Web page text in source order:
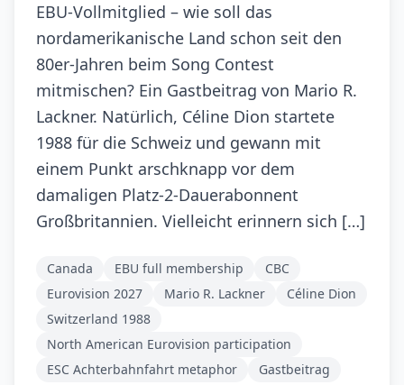
EBU-Vollmitglied – wie soll das
nordamerikanische Land schon seit den
80er-Jahren beim Song Contest
mitmischen? Ein Gastbeitrag von Mario R.
Lackner. Natürlich, Céline Dion startete
1988 für die Schweiz und gewann mit
einem Punkt arschknapp vor dem
damaligen Platz-2-Dauerabonnent
Großbritannien. Vielleicht erinnern sich […]
Canada EBU full membership
CBC
Eurovision 2027
Mario R. Lackner
Céline Dion
Switzerland 1988
North American Eurovision participation
ESC Achterbahnfahrt metaphor
Gastbeitrag